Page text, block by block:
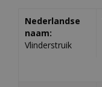
Nederlandse
naam:
Vlinderstruik